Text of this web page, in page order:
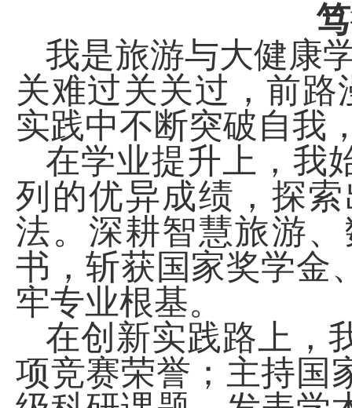
我是旅游与大健康
关难过关关过，前
实践中不断突破自我
在学业提升上，我
列的优异成绩，探
法。深耕智慧旅游
书，斩获国家奖学金
牢专业根基。
在创新实践路上，
项竞赛荣誉；主持国